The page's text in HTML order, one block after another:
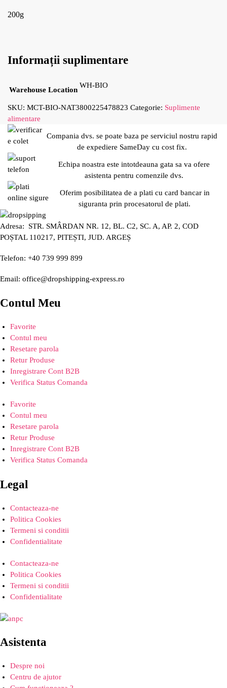
200g
Informații suplimentare
Warehouse Location
WH-BIO
SKU: MCT-BIO-NAT3800225478823 Categorie: Suplimente
alimentare
Compania dvs. se poate baza pe serviciul nostru rapid
de expediere SameDay cu cost fix.
Echipa noastra este intotdeauna gata sa va ofere
asistenta pentru comenzile dvs.
Oferim posibilitatea de a plati cu card bancar in
siguranta prin procesatorul de plati.
Adresa: STR. SMÂRDAN NR. 12, BL. C2, SC. A, AP. 2, COD
POȘTAL 110217, PITEȘTI, JUD. ARGEȘ
Telefon: +40 739 999 899
Email: office@dropshipping-express.ro
Contul Meu
Favorite
Contul meu
Resetare parola
Retur Produse
Inregistrare Cont B2B
Verifica Status Comanda
Favorite
Contul meu
Resetare parola
Retur Produse
Inregistrare Cont B2B
Verifica Status Comanda
Legal
Contacteaza-ne
Politica Cookies
Termeni si conditii
Confidentialitate
Contacteaza-ne
Politica Cookies
Termeni si conditii
Confidentialitate
Asistenta
Despre noi
Centru de ajutor